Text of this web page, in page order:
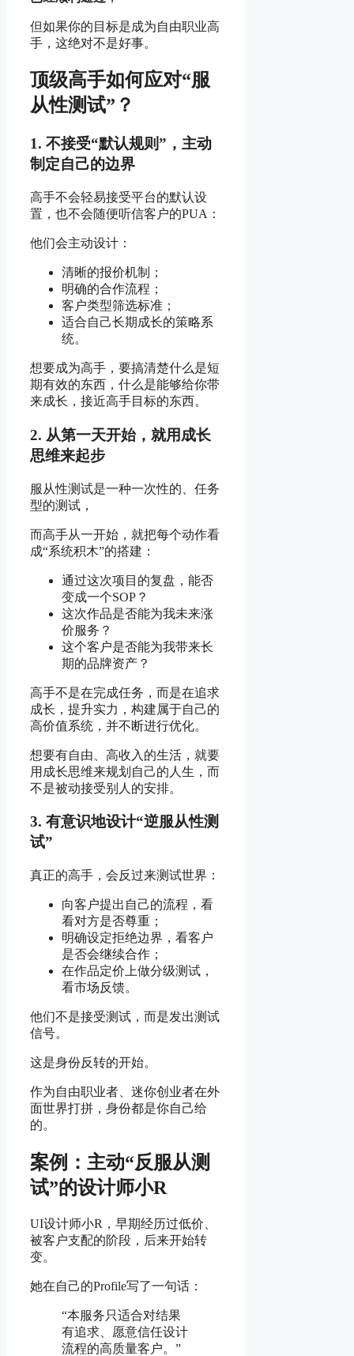
但如果你的目标是成为自由职业高
手，这绝对不是好事。
顶级高手如何应对“服
从性测试”？
1. 不接受“默认规则”，主动
制定自己的边界
高手不会轻易接受平台的默认设
置，也不会随便听信客户的PUA：
他们会主动设计：
清晰的报价机制；
明确的合作流程；
客户类型筛选标准；
适合自己长期成长的策略系
统。
想要成为高手，要搞清楚什么是短
期有效的东西，什么是能够给你带
来成长，接近高手目标的东西。
2. 从第一天开始，就用成长
思维来起步
服从性测试是一种一次性的、任务
型的测试，
而高手从一开始，就把每个动作看
成“系统积木”的搭建：
通过这次项目的复盘，能否
变成一个SOP？
这次作品是否能为我未来涨
价服务？
这个客户是否能为我带来长
期的品牌资产？
高手不是在完成任务，而是在追求
成长，提升实力，构建属于自己的
高价值系统，并不断进行优化。
想要有自由、高收入的生活，就要
用成长思维来规划自己的人生，而
不是被动接受别人的安排。
3. 有意识地设计“逆服从性测
试”
真正的高手，会反过来测试世界：
向客户提出自己的流程，看
看对方是否尊重；
明确设定拒绝边界，看客户
是否会继续合作；
在作品定价上做分级测试，
看市场反馈。
他们不是接受测试，而是发出测试
信号。
这是身份反转的开始。
作为自由职业者、迷你创业者在外
面世界打拼，身份都是你自己给
的。
案例：主动“反服从测
试”的设计师小R
UI设计师小R，早期经历过低价、
被客户支配的阶段，后来开始转
变。
她在自己的Profile写了一句话：
“本服务只适合对结果
有追求、愿意信任设计
流程的高质量客户。”